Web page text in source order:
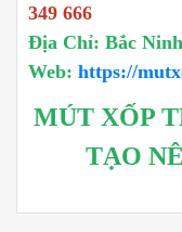
349 666
Địa Chỉ: Bắc Ninh
Web: https://
MÚT XỐP
TẠO